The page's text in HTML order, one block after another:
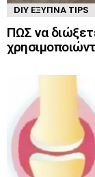
DIY ΈΞΥΠΝΑ TIPS
ΠΩΣ να